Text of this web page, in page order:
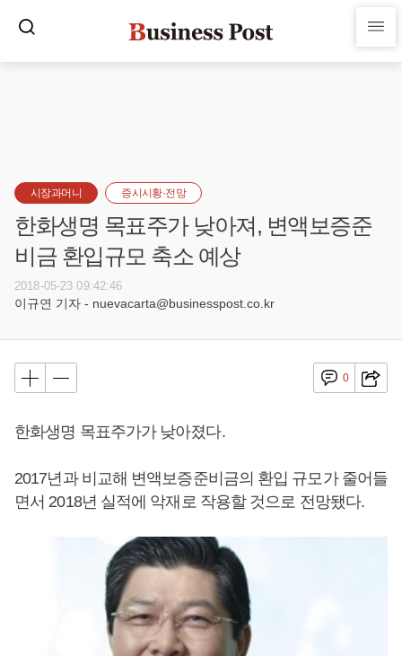
시장과머니 증시시황·전망
한화생명 목표주가 낮아져, 변액보증준
비금 환입규모 축소 예상
2018-05-23 09:42:46
이규연 기자 - nuevacarta@businesspost.co.kr
0
한화생명 목표주가가 낮아졌다.
2017년과 비교해 변액보증준비금의 환입 규모가 줄어들
면서 2018년 실적에 악재로 작용할 것으로 전망됐다.